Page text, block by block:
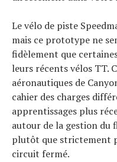
Le vélo de piste
mais ce prototype ne
fidèlement que
leurs récents vélos TT.
aéronautiques de
cahier des charges
apprentissages plus
autour de la gestion du
plutôt que strictement
circuit fermé.